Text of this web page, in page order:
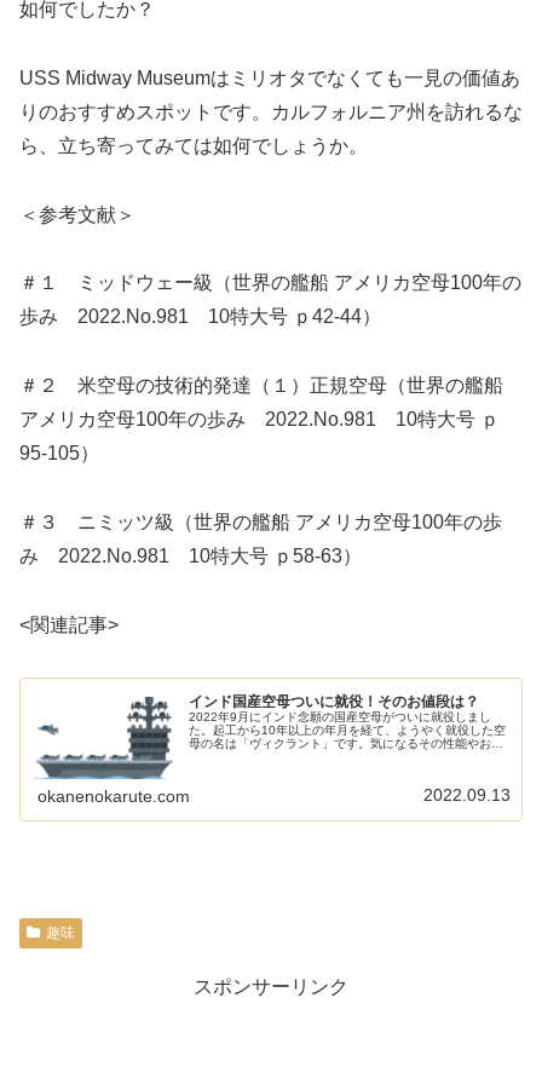
如何でしたか？
USS Midway Museumはミリオタでなくても一見の価値あ
りのおすすめスポットです。カルフォルニア州を訪れるな
ら、立ち寄ってみては如何でしょうか。
＜参考文献＞
＃１ ミッドウェー級（世界の艦船 アメリカ空母100年の
歩み 2022.No.981 10特大号 ｐ42-44）
＃２ 米空母の技術的発達（１）正規空母（世界の艦船
アメリカ空母100年の歩み 2022.No.981 10特大号 ｐ
95-105）
＃３ ニミッツ級（世界の艦船 アメリカ空母100年の歩
み 2022.No.981 10特大号 ｐ58-63）
<関連記事>
インド国産空母ついに就役！そのお値段は？
2022年9月にインド念願の国産空母がついに就役しまし
た。起工から10年以上の年月を経て、ようやく就役した空
母の名は「ヴィクラント」です。気になるその性能やお値
okanenokarute.com 2022.09.13
趣味
スポンサーリンク